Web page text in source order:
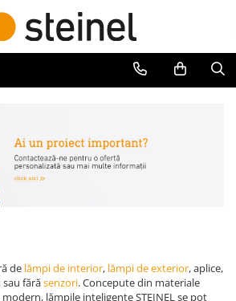
accesorii
de lămpi de interior, lămpi de exterior, aplice,
fărăsenzori. Concepute din materiale
lămpile inteligente STEINEL se pot